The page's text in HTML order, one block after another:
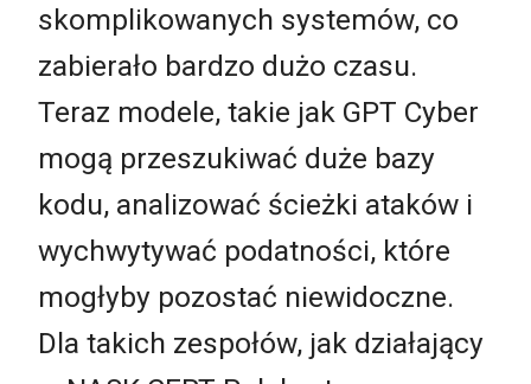
skomplikowanych systemów, co
zabierało bardzo dużo czasu.
Teraz modele, takie jak GPT Cyber
mogą przeszukiwać duże bazy
kodu, analizować ścieżki ataków i
wychwytywać podatności, które
mogłyby pozostać niewidoczne.
Dla takich zespołów, jak działający